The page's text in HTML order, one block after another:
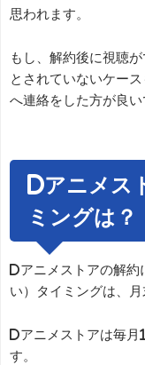
思われます。
もし、解約後に視聴
とされていないケー
へ連絡をした方が良い
dアニメス
ミングは？
dアニメストアの解約
い）タイミングは、月
dアニメストアは毎月
す。